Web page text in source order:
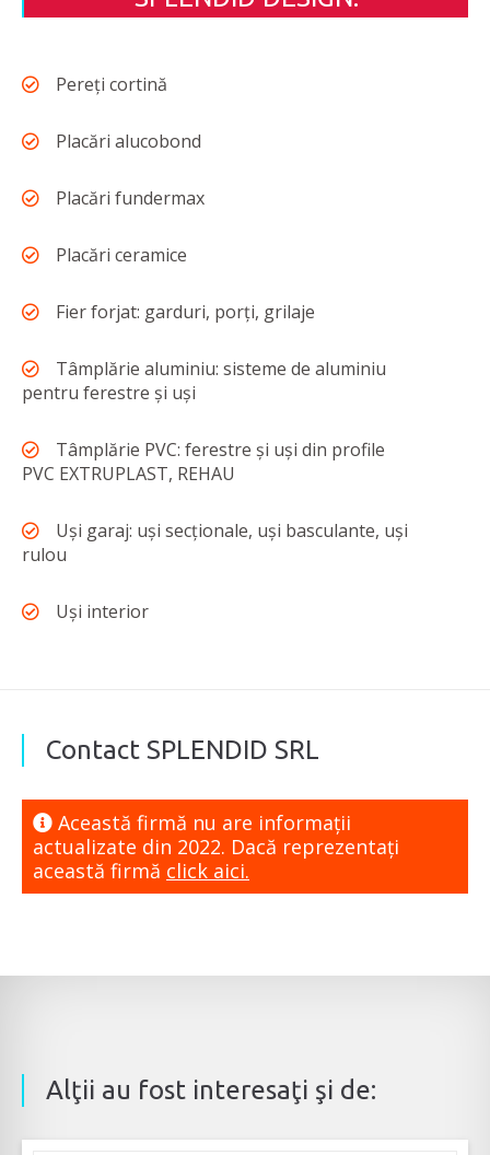
Pereți cortină
Placări alucobond
Placări fundermax
Placări ceramice
Fier forjat: garduri, porți, grilaje
Tâmplărie aluminiu: sisteme de aluminiu
pentru ferestre și uși
Tâmplărie PVC: ferestre și uși din profile
PVC EXTRUPLAST, REHAU
Uși garaj: uși secționale, uși basculante, uși
rulou
Uși interior
Contact SPLENDID SRL
Această firmă nu are informaţii
actualizate din 2022. Dacă reprezentaţi
această firmă click aici.
Alţii au fost interesaţi şi de: